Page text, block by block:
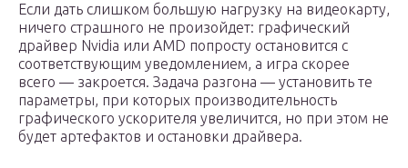
Если дать слишком большую нагрузку на видеокарту,
ничего страшного не произойдет: графический
драйвер Nvidia или AMD попросту остановится с
соответствующим уведомлением, а игра скорее
всего — закроется. Задача разгона — установить те
параметры, при которых производительность
графического ускорителя увеличится, но при этом не
будет артефактов и остановки драйвера.